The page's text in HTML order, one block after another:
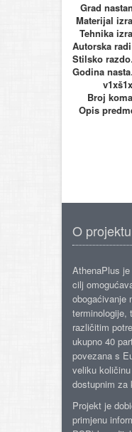
Grad
Materijal
Tehnika
Broj
Opis
O
AthenaPlus
cilj
obogaćivanje
terminologije,
različitim
ukupno 40
povezana s
veliku
dostupnim za
Projekt je
primjenu